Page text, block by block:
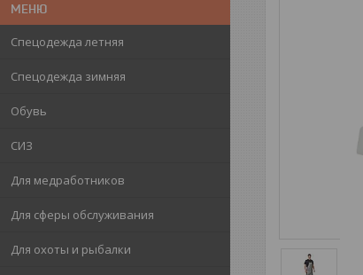
Спецодежда летняя
Спецодежда зимняя
Обувь
СИЗ
Для медработников
Для сферы обслуживания
Для охоты и рыбалки